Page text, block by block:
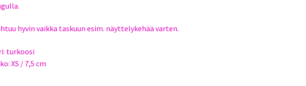
hyvin vaikka taskuun esim. näyttelykehää varten.
turkoosi
XS / 7,5 cm